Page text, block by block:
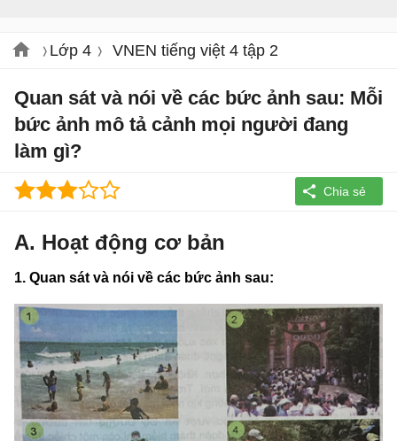
Lớp 4 VNEN tiếng việt 4 tập 2
Quan sát và nói về các bức ảnh sau: Mỗi
bức ảnh mô tả cảnh mọi người đang
làm gì?
A. Hoạt động cơ bản
1. Quan sát và nói về các bức ảnh sau: